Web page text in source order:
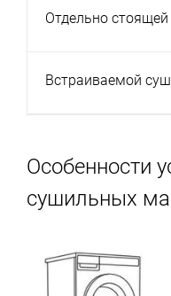
Отдельно
Встраиваемой
Особенности
сушильных